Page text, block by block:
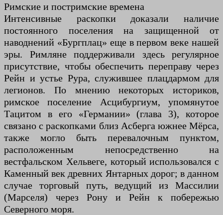
Римские и постримские времена
Интенсивные раскопки доказали наличие
постоянного поселения на защищенной от
наводнений «Бургплац» еще в первом веке нашей
эры. Римляне поддерживали здесь регулярное
присутствие, чтобы обеспечить переправу через
Рейн и устье Рура, служившее плацдармом для
легионов. По мнению некоторых историков,
римское поселение Асцибургиум, упомянутое
Тацитом в его «Германии» (глава 3), которое
связано с раскопками близ Асберга южнее Мёрса,
также могло быть перевалочным пунктом,
расположенным непосредственно на
вестфальском Хельвеге, который использовался с
Каменный век древних Янтарных дорог; в данном
случае торговый путь, ведущий из Массилии
(Марселя) через Рону и Рейн к побережью
Северного моря.